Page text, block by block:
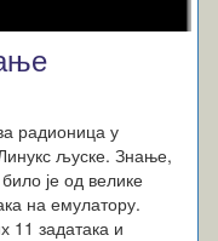
радионица у
љуске. Знање,
је од велике
на емулатору.
11 задатака и